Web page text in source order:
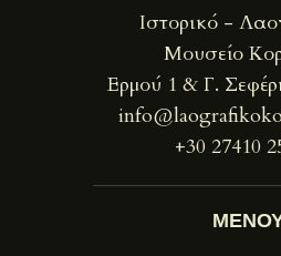
Ιστορικό -
Μουσείο
Ερμού 1 & Γ.
+30 27410